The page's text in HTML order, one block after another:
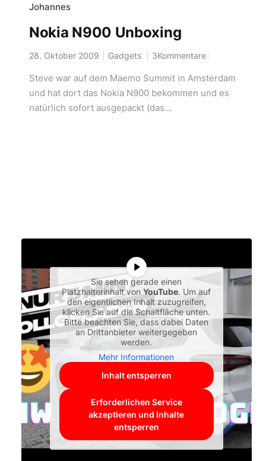
Johannes
Nokia N900 Unboxing
28. Oktober 2009 Gadgets 3Kommentare
Steve war auf dem Maemo Summit in Amsterdam
und hat dort das Nokia N900 bekommen und es
natürlich sofort ausgepackt (das...
Sie sehen gerade einen
Platzhalterinhalt vonYouTube. Um auf
den eigentlichen Inhalt zuzugreifen,
klicken Sie auf die Schaltfläche unten.
Bitte beachten Sie, dass dabei Daten
an Drittanbieter weitergegeben
werden.
Mehr Informationen
Inhalt entsperren
Erforderlichen Service
akzeptieren und Inhalte
entsperren